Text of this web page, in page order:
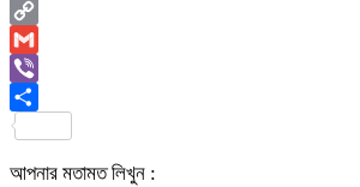
Email
Copy
Link
Gmail
Viber
আপনার মতামত লিখুন :